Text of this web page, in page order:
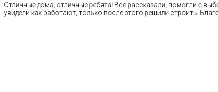
Отличные дома, отличные ребята! Все рассказали, помогли с
увидели как работают, только после этого решили строить.